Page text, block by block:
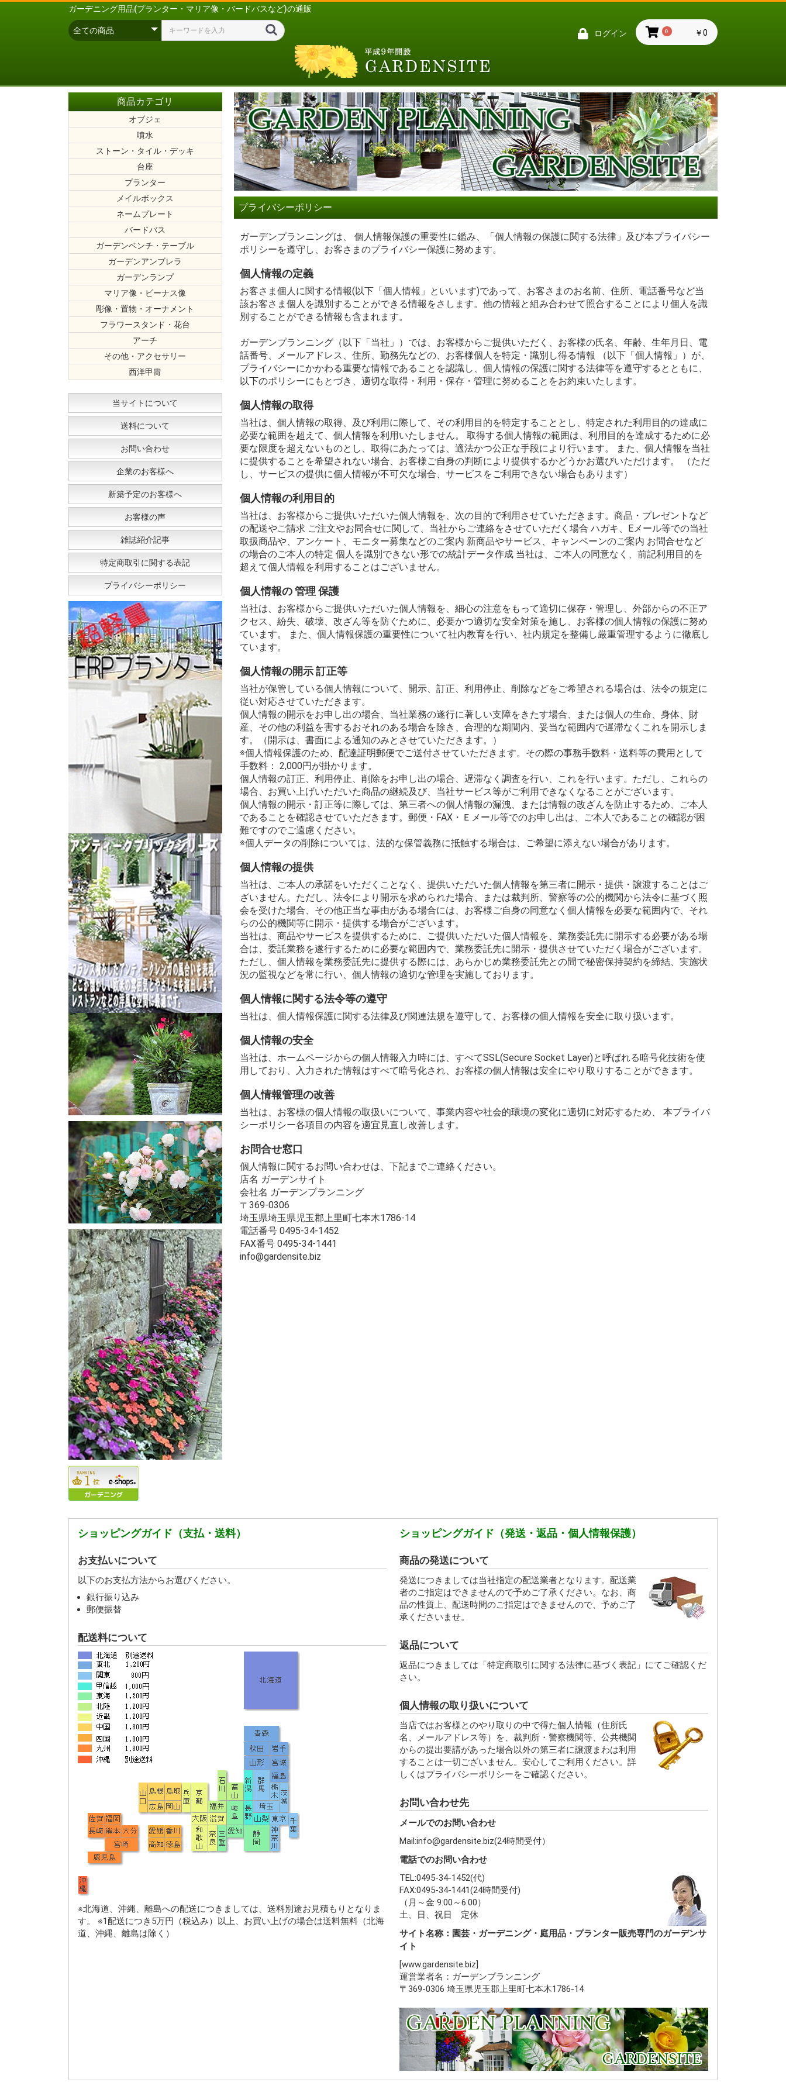
ガーデニング用品(プランター・マリア像・バードバスなど)の通販
ログイン 0 ￥0
商品カテゴリ
オブジェ
噴水
ストーン・タイル・デッキ
台座
プランター
樹脂製アンティーク風プランター
イタリア製テラコッタ
軽量樹脂製プランター
FRP製プランター
GRC製プランター
メイルボックス
ネームプレート
バードバス
ガーデンベンチ・テーブル
プランター付きベンチ
鋳物(鋳鉄・アルミ製)ベンチ・テーブル
木製ベンチ・テーブル
チークベンチ・テーブル
ガーデンアンブレラ
ガーデンランプ
マリア像・ビーナス像
軽量樹脂製
彫像・置物・オーナメント
軽量樹脂製
小びとの置物
フラワースタンド・花台
アーチ
その他・アクセサリー
西洋甲冑
当サイトについて
送料について
お問い合わせ
企業のお客様へ
新築予定のお客様へ
お客様の声
雑誌紹介記事
特定商取引に関する表記
プライバシーポリシー
プライバシーポリシー
ガーデンプランニングは、 個人情報保護の重要性に鑑み、「個人情報の保護に関する法律」及び本プライバシー
ポリシーを遵守し、お客さまのプライバシー保護に努めます。
個人情報の定義
お客さま個人に関する情報(以下「個人情報」といいます)であって、お客さまのお名前、住所、電話番号など当
該お客さま個人を識別することができる情報をさします。他の情報と組み合わせて照合することにより個人を識
別することができる情報も含まれます。
ガーデンプランニング（以下「当社」）では、お客様からご提供いただく、お客様の氏名、年齢、生年月日、電
話番号、メールアドレス、住所、勤務先などの、お客様個人を特定・識別し得る情報 （以下「個人情報」）が、
プライバシーにかかわる重要な情報であることを認識し、個人情報の保護に関する法律等を遵守するとともに、
以下のポリシーにもとづき、適切な取得・利用・保存・管理に努めることをお約束いたします。
個人情報の取得
当社は、個人情報の取得、及び利用に際して、その利用目的を特定することとし、特定された利用目的の達成に
必要な範囲を超えて、個人情報を利用いたしません。 取得する個人情報の範囲は、利用目的を達成するために必
要な限度を超えないものとし、取得にあたっては、適法かつ公正な手段により行います。 また、個人情報を当社
に提供することを希望されない場合、お客様ご自身の判断により提供するかどうかお選びいただけます。 （ただ
し、サービスの提供に個人情報が不可欠な場合、サービスをご利用できない場合もあります）
個人情報の利用目的
当社は、お客様からご提供いただいた個人情報を、次の目的で利用させていただきます。商品・プレゼントなど
の配送やご請求 ご注文やお問合せに関して、当社からご連絡をさせていただく場合 ハガキ、Eメール等での当社
取扱商品や、アンケート、モニター募集などのご案内 新商品やサービス、キャンペーンのご案内 お問合せなど
の場合のご本人の特定 個人を識別できない形での統計データ作成 当社は、ご本人の同意なく、前記利用目的を
超えて個人情報を利用することはございません。
個人情報の 管理 保護
当社は、お客様からご提供いただいた個人情報を、細心の注意をもって適切に保存・管理し、外部からの不正ア
クセス、紛失、破壊、改ざん等を防ぐために、必要かつ適切な安全対策を施し、お客様の個人情報の保護に努め
ています。 また、個人情報保護の重要性について社内教育を行い、社内規定を整備し厳重管理するように徹底し
ています。
個人情報の開示 訂正等
当社が保管している個人情報について、開示、訂正、利用停止、削除などをご希望される場合は、法令の規定に
従い対応させていただきます。
個人情報の開示をお申し出の場合、当社業務の遂行に著しい支障をきたす場合、または個人の生命、身体、財
産、その他の利益を害するおそれのある場合を除き、合理的な期間内、妥当な範囲内で遅滞なくこれを開示しま
す。（開示は、書面による通知のみとさせていただきます。）
※個人情報保護のため、配達証明郵便でご送付させていただきます。その際の事務手数料・送料等の費用として
手数料： 2,000円が掛かります。
個人情報の訂正、利用停止、削除をお申し出の場合、遅滞なく調査を行い、これを行います。ただし、これらの
場合、お買い上げいただいた商品の継続及び、当社サービス等がご利用できなくなることがございます。
個人情報の開示・訂正等に際しては、第三者への個人情報の漏洩、または情報の改ざんを防止するため、ご本人
であることを確認させていただきます。郵便・FAX・Ｅメール等でのお申し出は、ご本人であることの確認が困
難ですのでご遠慮ください。
※個人データの削除については、法的な保管義務に抵触する場合は、ご希望に添えない場合があります。
個人情報の提供
当社は、ご本人の承諾をいただくことなく、提供いただいた個人情報を第三者に開示・提供・譲渡することはご
ざいません。ただし、法令により開示を求められた場合、または裁判所、警察等の公的機関から法令に基づく照
会を受けた場合、その他正当な事由がある場合には、お客様ご自身の同意なく個人情報を必要な範囲内で、それ
らの公的機関等に開示・提供する場合がございます。
当社は、商品やサービスを提供するために、ご提供いただいた個人情報を、業務委託先に開示する必要がある場
合は、委託業務を遂行するために必要な範囲内で、業務委託先に開示・提供させていただく場合がございます。
ただし、個人情報を業務委託先に提供する際には、あらかじめ業務委託先との間で秘密保持契約を締結、実施状
況の監視などを常に行い、個人情報の適切な管理を実施しております。
個人情報に関する法令等の遵守
当社は、個人情報保護に関する法律及び関連法規を遵守して、お客様の個人情報を安全に取り扱います。
個人情報の安全
当社は、ホームページからの個人情報入力時には、すべてSSL(Secure Socket Layer)と呼ばれる暗号化技術を使
用しており、入力された情報はすべて暗号化され、お客様の個人情報は安全にやり取りすることができます。
個人情報管理の改善
当社は、お客様の個人情報の取扱いについて、事業内容や社会的環境の変化に適切に対応するため、 本プライバ
シーポリシー各項目の内容を適宜見直し改善します。
お問合せ窓口
個人情報に関するお問い合わせは、下記までご連絡ください。
店名 ガーデンサイト
会社名 ガーデンプランニング
〒369-0306
埼玉県埼玉県児玉郡上里町七本木1786-14
電話番号 0495-34-1452
FAX番号 0495-34-1441
info@gardensite.biz
ショッピングガイド（支払・送料）
お支払いについて
以下のお支払方法からお選びください。
銀行振り込み
郵便振替
配送料について
※北海道、沖縄、離島への配送につきましては、送料別途お見積もりとなりま
す。 ※1配送につき5万円（税込み）以上、お買い上げの場合は送料無料（北海
道、沖縄、離島は除く）
ショッピングガイド（発送・返品・個人情報保護）
商品の発送について
発送につきましては当社指定の配送業者となります。配送業
者のご指定はできませんので予めご了承ください。なお、商
品の性質上、配送時間のご指定はできませんので、予めご了
承くださいませ。
返品について
返品につきましては「特定商取引に関する法律に基づく表記」にてご確認くだ
さい。
個人情報の取り扱いについて
当店ではお客様とのやり取りの中で得た個人情報（住所氏
名、メールアドレス等）を、裁判所・警察機関等、公共機関
からの提出要請があった場合以外の第三者に譲渡まわは利用
することは一切ございません。安心してご利用ください。詳
しくはプライバシーポリシーをご確認ください。
お問い合わせ先
メールでのお問い合わせ
Mail:info@gardensite.biz(24時間受付）
電話でのお問い合わせ
TEL:0495-34-1452(代)
FAX:0495-34-1441(24時間受付)
（月～金 9:00～6:00）
土、日、祝日 定休
サイト名称：園芸・ガーデニング・庭用品・プランター販売専門のガーデンサ
イト
[www.gardensite.biz]
運営業者名：ガーデンプランニング
〒369-0306 埼玉県児玉郡上里町七本木1786-14